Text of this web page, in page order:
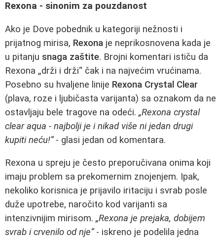
Rexona - sinonim za pouzdanost
Ako je Dove pobednik u kategoriji nežnosti i
prijatnog mirisa, Rexona je neprikosnovena kada je
u pitanju snaga zaštite. Brojni komentari ističu da
Rexona „drži i drži“ čak i na najvećim vrućinama.
Posebno su hvaljene linije Rexona Crystal Clear
(plava, roze i ljubičasta varijanta) sa oznakom da ne
ostavljaju bele tragove na odeći. „Rexona crystal
clear aqua - najbolji je i nikad više ni jedan drugi
kupiti neću!“- glasi jedan od komentara.
Rexona u spreju je često preporučivana onima koji
imaju problem sa prekomernim znojenjem. Ipak,
nekoliko korisnica je prijavilo iritaciju i svrab posle
duže upotrebe, naročito kod varijanti sa
intenzivnijim mirisom. „Rexona je prejaka, dobijem
svrab i crvenilo od nje“- iskreno je podelila jedna